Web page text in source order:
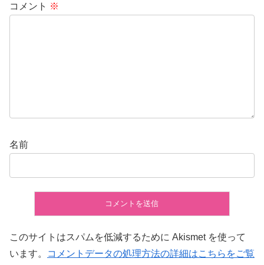
コメント ※
名前
このサイトはスパムを低減するために Akismet を使って
います。
コメントデータの処理方法の詳細はこちらをご覧